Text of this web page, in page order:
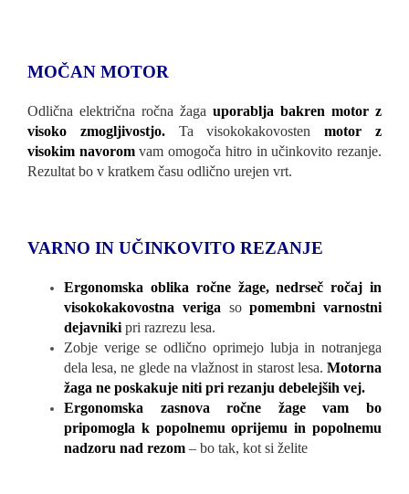
MOČAN MOTOR
Odlična električna ročna žaga uporablja bakren motor z
visoko zmogljivostjo.Ta visokokakovostenmotor z
visokim navoromvam omogoča hitro in učinkovito rezanje.
Rezultat bo v kratkem času odlično urejen vrt.
VARNO IN UČINKOVITO REZANJE
Ergonomska oblika ročne žage, nedrseč ročaj in
visokokakovostna veriga sopomembni varnostni
dejavniki pri razrezu lesa.
Zobje verige se odlično oprimejo lubja in notranjega
dela lesa, ne glede na vlažnost in starost lesa. Motorna
žaga ne poskakuje niti pri rezanju debelejših vej.
Ergonomska zasnova ročne žage vam bo
pripomogla k popolnemu oprijemu in popolnemu
nadzoru nad rezom – bo tak, kot si želite